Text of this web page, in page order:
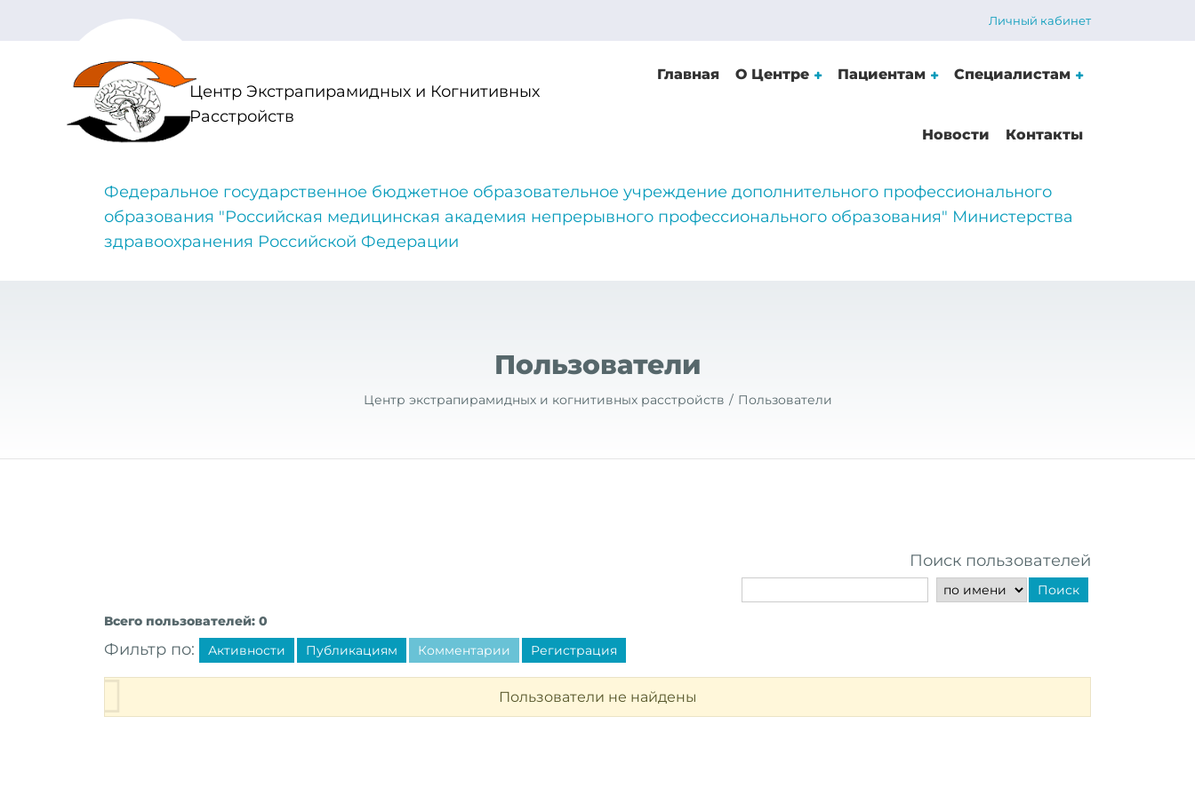
Личный кабинет
Центр Экстрапирамидных и Когнитивных
Расстройств
Главная О Центре Пациентам Специалистам
Новости Контакты
Федеральное государственное бюджетное образовательное учреждение дополнительного профессионального
образования "Российская медицинская академия непрерывного профессионального образования" Министерства
здравоохранения Российской Федерации
Пользователи
Центр экстрапирамидных и когнитивных расстройств Пользователи
Поиск пользователей
Поиск
Всего пользователей: 0
Фильтр по: Активности Публикациям Комментарии Регистрация
Пользователи не найдены